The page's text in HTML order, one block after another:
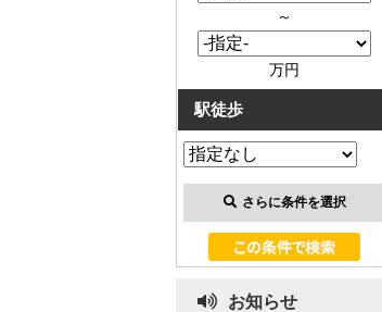
～
万円
駅徒歩
さらに条件を選択
お知らせ